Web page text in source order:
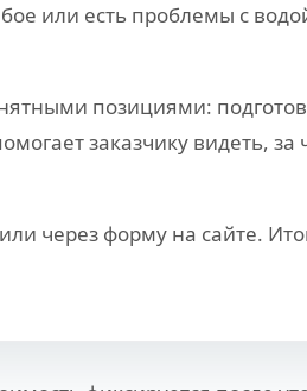
или есть проблемы с
позициями:
заказчику видеть,
через форму на сайте.